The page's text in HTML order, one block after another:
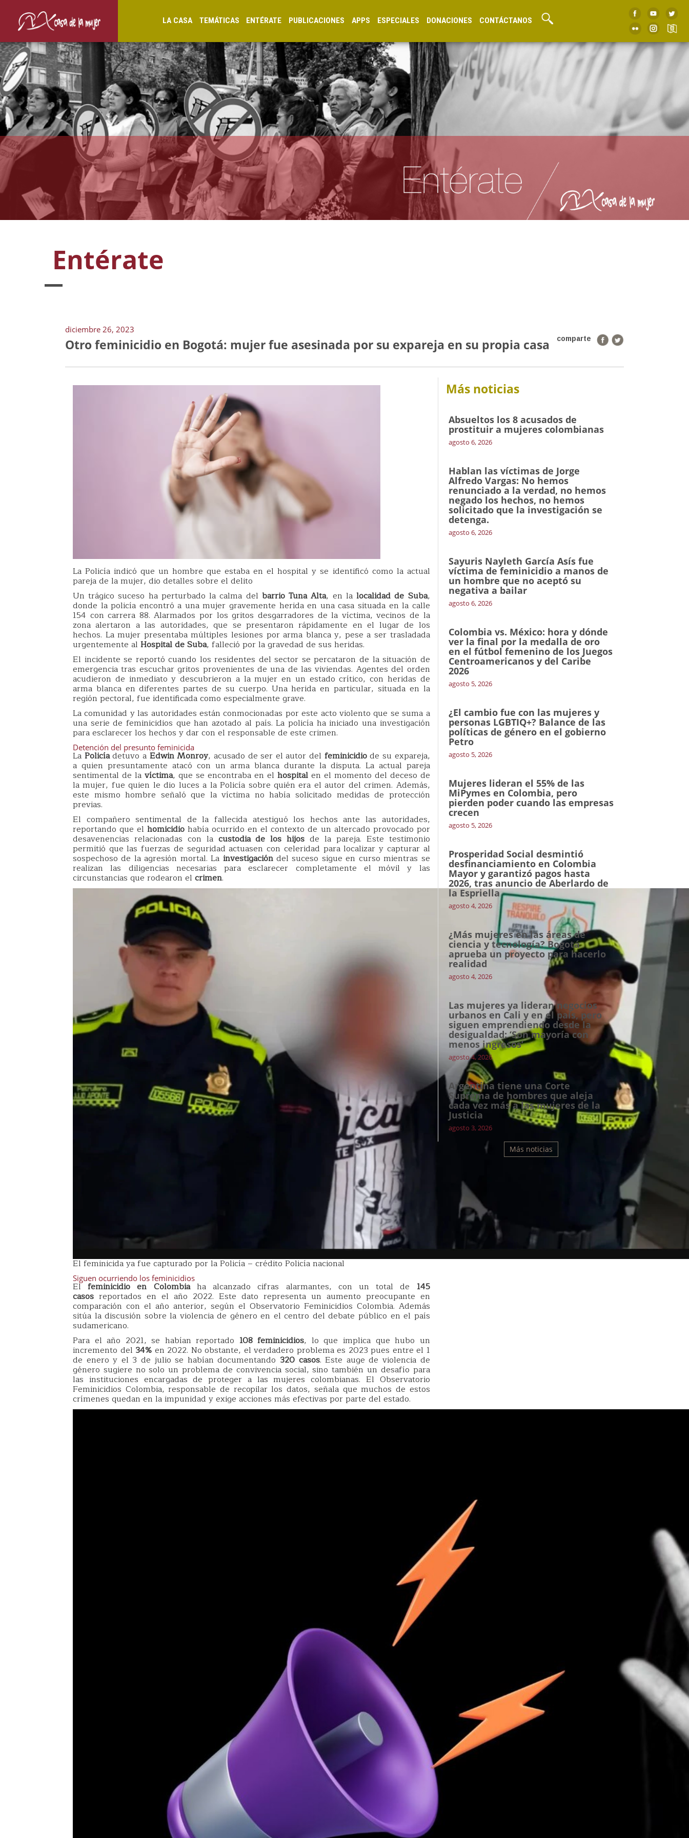
LA CASA TEMÁTICAS ENTÉRATE PUBLICACIONES APPS ESPECIALES DONACIONES CONTÁCTANOS
Entérate
diciembre 26, 2023
comparte
Otro feminicidio en Bogotá: mujer fue asesinada por su expareja en su propia casa
La Policía indicó que un hombre que estaba en el hospital y se identificó como la actual
pareja de la mujer, dio detalles sobre el delito
Un trágico suceso ha perturbado la calma del barrio Tuna Alta, en lalocalidad de Suba,
donde la policía encontró a una mujer gravemente herida en una casa situada en la calle
154 con carrera 88. Alarmados por los gritos desgarradores de la víctima, vecinos de la
zona alertaron a las autoridades, que se presentaron rápidamente en el lugar de los
hechos. La mujer presentaba múltiples lesiones por arma blanca y, pese a ser trasladada
urgentemente al Hospital de Suba, falleció por la gravedad de sus heridas.
El incidente se reportó cuando los residentes del sector se percataron de la situación de
emergencia tras escuchar gritos provenientes de una de las viviendas. Agentes del orden
acudieron de inmediato y descubrieron a la mujer en un estado crítico, con heridas de
arma blanca en diferentes partes de su cuerpo. Una herida en particular, situada en la
región pectoral, fue identificada como especialmente grave.
La comunidad y las autoridades están conmocionadas por este acto violento que se suma a
una serie de feminicidios que han azotado al país. La policía ha iniciado una investigación
para esclarecer los hechos y dar con el responsable de este crimen.
Detención del presunto feminicida
La Policíadetuvo a Edwin Monroy, acusado de ser el autor del feminicidiode su expareja,
a quien presuntamente atacó con un arma blanca durante la disputa. La actual pareja
sentimental de la víctima, que se encontraba en el hospitalen el momento del deceso de
la mujer, fue quien le dio luces a la Policía sobre quién era el autor del crimen. Además,
este mismo hombre señaló que la víctima no había solicitado medidas de protección
previas.
El compañero sentimental de la fallecida atestiguó los hechos ante las autoridades,
reportando que elhomicidio había ocurrido en el contexto de un altercado provocado por
desavenencias relacionadas con la custodia de los hijos de la pareja. Este testimonio
permitió que las fuerzas de seguridad actuasen con celeridad para localizar y capturar al
sospechoso de la agresión mortal. La investigacióndel suceso sigue en curso mientras se
realizan las diligencias necesarias para esclarecer completamente el móvil y las
circunstancias que rodearon el crimen.
El feminicida ya fue capturado por la Policía – crédito Policía nacional
Siguen ocurriendo los feminicidios
Elfeminicidio en Colombiaha alcanzado cifras alarmantes, con un total de 145
casos reportados en el año 2022. Este dato representa un aumento preocupante en
comparación con el año anterior, según el Observatorio Feminicidios Colombia. Además
sitúa la discusión sobre la violencia de género en el centro del debate público en el país
sudamericano.
Para el año 2021, se habían reportado 108 feminicidios, lo que implica que hubo un
incremento del 34% en 2022. No obstante, el verdadero problema es 2023 pues entre el 1
de enero y el 3 de julio se habían documentando 320 casos. Este auge de violencia de
género sugiere no solo un problema de convivencia social, sino también un desafío para
las instituciones encargadas de proteger a las mujeres colombianas. El Observatorio
Feminicidios Colombia, responsable de recopilar los datos, señala que muchos de estos
crímenes quedan en la impunidad y exige acciones más efectivas por parte del estado.
Más noticias
Absueltos los 8 acusados de
prostituir a mujeres colombianas
agosto 6, 2026
Hablan las víctimas de Jorge
Alfredo Vargas: No hemos
renunciado a la verdad, no hemos
negado los hechos, no hemos
solicitado que la investigación se
detenga.
agosto 6, 2026
Sayuris Nayleth García Asís fue
víctima de feminicidio a manos de
un hombre que no aceptó su
negativa a bailar
agosto 6, 2026
Colombia vs. México: hora y dónde
ver la final por la medalla de oro
en el fútbol femenino de los Juegos
Centroamericanos y del Caribe
2026
agosto 5, 2026
¿El cambio fue con las mujeres y
personas LGBTIQ+? Balance de las
políticas de género en el gobierno
Petro
agosto 5, 2026
Mujeres lideran el 55% de las
MiPymes en Colombia, pero
pierden poder cuando las empresas
crecen
agosto 5, 2026
Prosperidad Social desmintió
desfinanciamiento en Colombia
Mayor y garantizó pagos hasta
2026, tras anuncio de Aberlardo de
la Espriella
agosto 4, 2026
¿Más mujeres en las áreas de
ciencia y tecnología? Bogotá
aprueba un proyecto para hacerlo
realidad
agosto 4, 2026
Las mujeres ya lideran negocios
urbanos en Cali y en el país, pero
siguen emprendiendo desde la
desigualdad: ‘Son mayoría con
menos ingresos’
agosto 4, 2026
Argentina tiene una Corte
Suprema de hombres que aleja
cada vez más a las mujeres de la
Justicia
agosto 3, 2026
Más noticias